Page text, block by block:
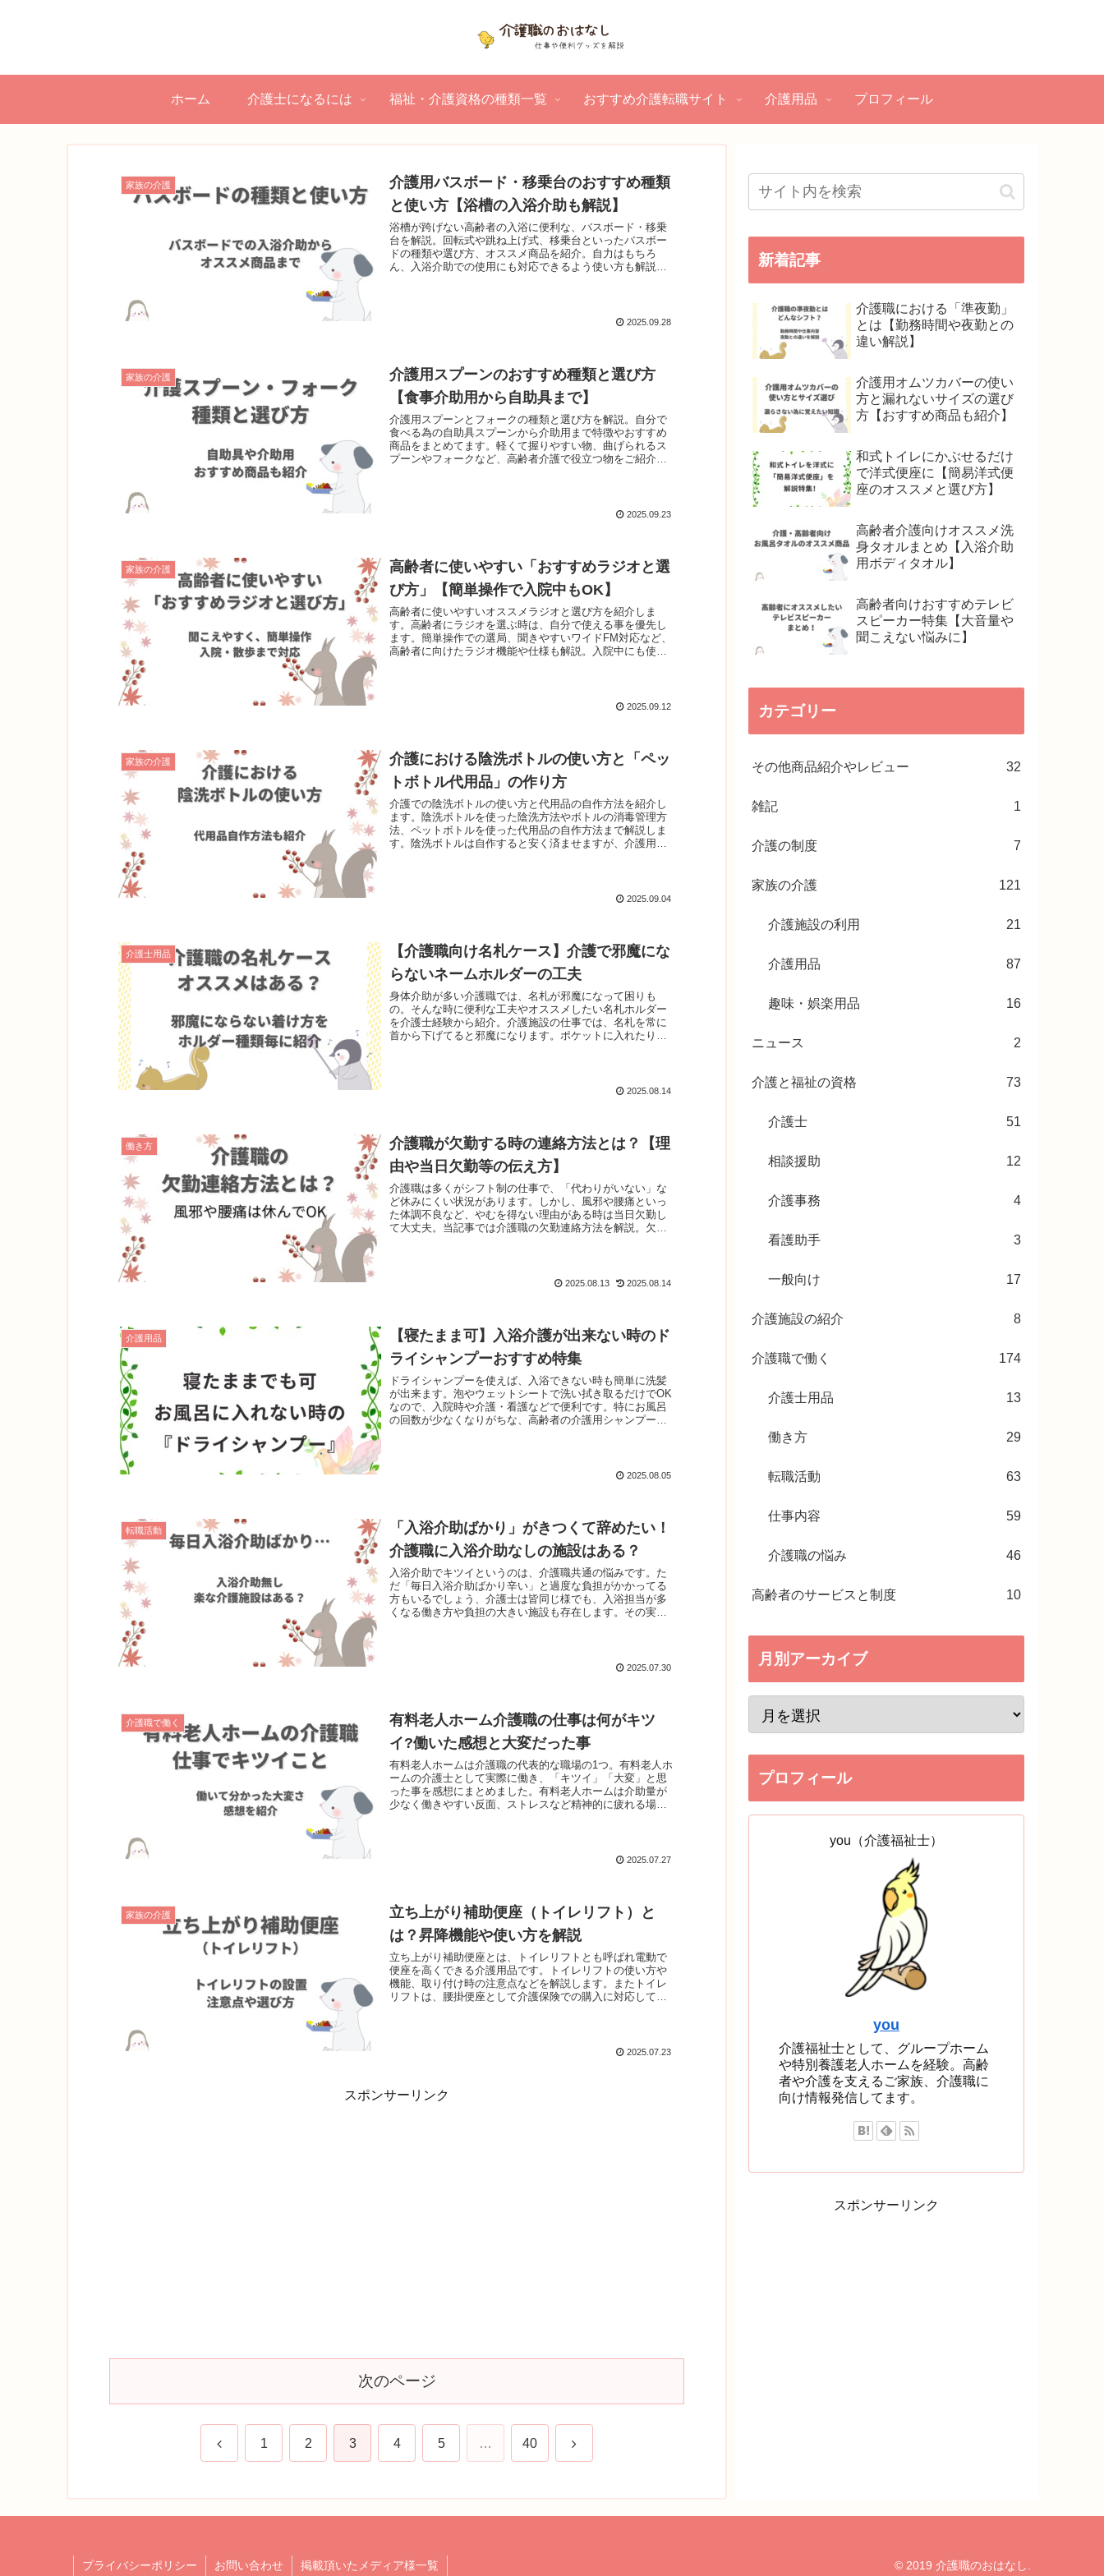
ホーム 介護士になるには 福祉・介護資格の種類一覧 おすすめ介護転職サイト 介護用品 プロフィール
家族の介護
介護用バスボード・移乗台のおすすめ種類
と使い方【浴槽の入浴介助も解説】
浴槽が跨げない高齢者の入浴に便利な、バスボード・移乗
台を解説。回転式や跳ね上げ式、移乗台といったバスボー
ドの種類や選び方、オススメ商品を紹介。自力はもちろ
ん、入浴介助での使用にも対応できるよう使い方も解説。
2025.09.28
家族の介護
介護用スプーンのおすすめ種類と選び方
【食事介助用から自助具まで】
介護用スプーンとフォークの種類と選び方を解説。自分で
食べる為の自助具スプーンから介助用まで特徴やおすすめ
商品をまとめてます。軽くて握りやすい物、曲げられるス
プーンやフォークなど、高齢者介護で役立つ物をご紹介し
2025.09.23
家族の介護
高齢者に使いやすい「おすすめラジオと選
び方」【簡単操作で入院中もOK】
高齢者に使いやすいオススメラジオと選び方を紹介しま
す。高齢者にラジオを選ぶ時は、自分で使える事を優先し
ます。簡単操作での選局、聞きやすいワイドFM対応など、
高齢者に向けたラジオ機能や仕様も解説。入院中にも使え
2025.09.12
家族の介護
介護における陰洗ボトルの使い方と「ペッ
トボトル代用品」の作り方
介護での陰洗ボトルの使い方と代用品の自作方法を紹介し
ます。陰洗ボトルを使った陰洗方法やボトルの消毒管理方
法、ペットボトルを使った代用品の自作方法まで解説しま
す。陰洗ボトルは自作すると安く済ませますが、介護用の
2025.09.04
介護士用品
【介護職向け名札ケース】介護で邪魔にな
らないネームホルダーの工夫
身体介助が多い介護職では、名札が邪魔になって困りも
の。そんな時に便利な工夫やオススメしたい名札ホルダー
を介護士経験から紹介。介護施設の仕事では、名札を常に
首から下げてると邪魔になります。ポケットに入れたり危
2025.08.14
働き方
介護職が欠勤する時の連絡方法とは？【理
由や当日欠勤等の伝え方】
介護職は多くがシフト制の仕事で、「代わりがいない」な
ど休みにくい状況があります。しかし、風邪や腰痛といっ
た体調不良など、やむを得ない理由がある時は当日欠勤し
て大丈夫。当記事では介護職の欠勤連絡方法を解説。欠勤
2025.08.13 2025.08.14
介護用品
【寝たまま可】入浴介護が出来ない時のド
ライシャンプーおすすめ特集
ドライシャンプーを使えば、入浴できない時も簡単に洗髪
が出来ます。泡やウェットシートで洗い拭き取るだけでOK
なので、入院時や介護・看護などで便利です。特にお風呂
の回数が少なくなりがちな、高齢者の介護用シャンプーと
2025.08.05
転職活動
「入浴介助ばかり」がきつくて辞めたい！
介護職に入浴介助なしの施設はある？
入浴介助でキツイというのは、介護職共通の悩みです。た
だ「毎日入浴介助ばかり辛い」と過度な負担がかかってる
方もいるでしょう、介護士は皆同じ様でも、入浴担当が多
くなる働き方や負担の大きい施設も存在します。その実情
2025.07.30
介護職で働く
有料老人ホーム介護職の仕事は何がキツ
イ?働いた感想と大変だった事
有料老人ホームは介護職の代表的な職場の1つ。有料老人ホ
ームの介護士として実際に働き、「キツイ」「大変」と思
った事を感想にまとめました。有料老人ホームは介助量が
少なく働きやすい反面、ストレスなど精神的に疲れる場面
2025.07.27
家族の介護
立ち上がり補助便座（トイレリフト）と
は？昇降機能や使い方を解説
立ち上がり補助便座とは、トイレリフトとも呼ばれ電動で
便座を高くできる介護用品です。トイレリフトの使い方や
機能、取り付け時の注意点などを解説します。またトイレ
リフトは、腰掛便座として介護保険での購入に対応してま
2025.07.23
スポンサーリンク
次のページ
前 1 2 3 4 5 … 40 次
新着記事
介護職における「準夜勤」
とは【勤務時間や夜勤との
違い解説】
介護用オムツカバーの使い
方と漏れないサイズの選び
方【おすすめ商品も紹介】
和式トイレにかぶせるだけ
で洋式便座に【簡易洋式便
座のオススメと選び方】
高齢者介護向けオススメ洗
身タオルまとめ【入浴介助
用ボディタオル】
高齢者向けおすすめテレビ
スピーカー特集【大音量や
聞こえない悩みに】
カテゴリー
その他商品紹介やレビュー 32
雑記 1
介護の制度 7
家族の介護 121
介護施設の利用 21
介護用品 87
趣味・娯楽用品 16
ニュース 2
介護と福祉の資格 73
介護士 51
相談援助 12
介護事務 4
看護助手 3
一般向け 17
介護施設の紹介 8
介護職で働く 174
介護士用品 13
働き方 29
転職活動 63
仕事内容 59
介護職の悩み 46
高齢者のサービスと制度 10
月別アーカイブ
プロフィール
you（介護福祉士）
you
介護福祉士として、グループホーム
や特別養護老人ホームを経験。高齢
者や介護を支えるご家族、介護職に
向け情報発信してます。
スポンサーリンク
プライバシーポリシー お問い合わせ 掲載頂いたメディア様一覧 © 2019 介護職のおはなし.